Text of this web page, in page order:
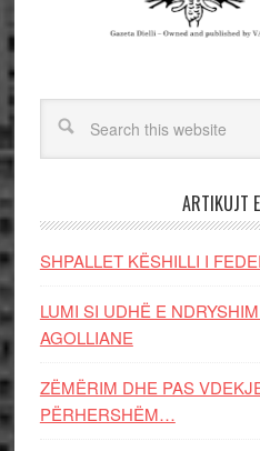
ARTIKUJT
SHPALLET KËSHILLI I
LUMI SI UDHË E
AGOLLIANE
ZËMËRIM DHE PAS
PËRHERSHËM…